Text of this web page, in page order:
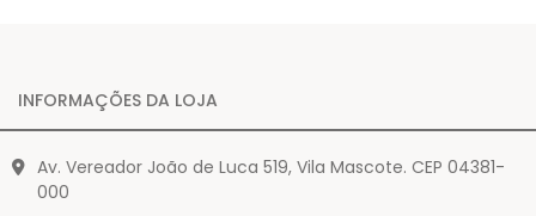
INFORMAÇÕES DA LOJA
Av. Vereador João de Luca 519, Vila Mascote. CEP 04381-
000